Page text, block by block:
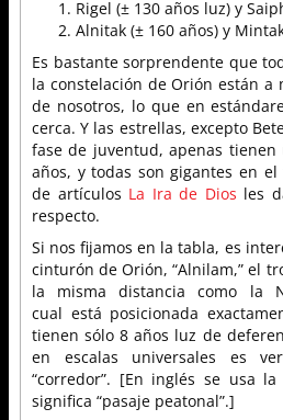
Rigel (± 130 años luz) y
Alnitak (± 160 años) y
Es bastante sorprendente que
la constelación de Orión están a
de nosotros, lo que en
cerca. Y las estrellas, excepto
fase de juventud, apenas
años, y todas son gigantes en
de artículos La Ira de Dios les
respecto.
Si nos fijamos en la tabla, es
cinturón de Orión, “Alnilam,” el
la misma distancia como la
cual está posicionada
tienen sólo 8 años luz de
en escalas universales es
“corredor”. [En inglés se usa la
significa “pasaje peatonal”.]